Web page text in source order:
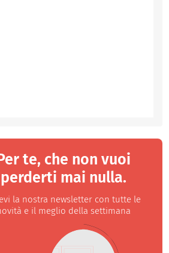
te, che non vuoi
perderti mai nulla.
la nostra newsletter con tutte le
e il meglio della settimana